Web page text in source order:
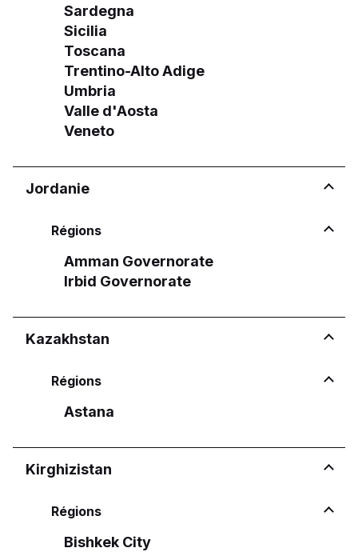
Sardegna
Sicilia
Toscana
Trentino-Alto Adige
Umbria
Valle d'Aosta
Veneto
Jordanie
Régions
Amman Governorate
Irbid Governorate
Kazakhstan
Régions
Astana
Kirghizistan
Régions
Bishkek City